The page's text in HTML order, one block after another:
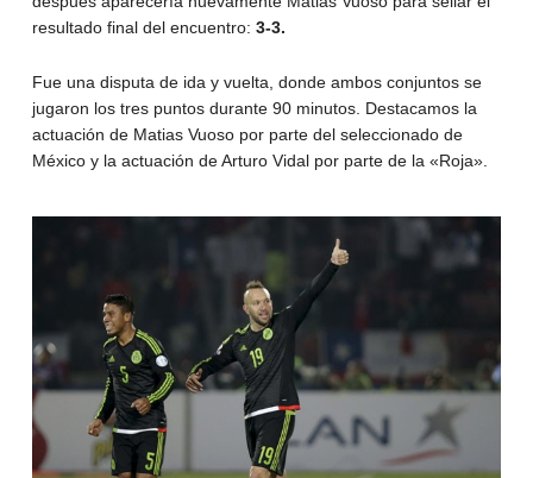
resultado final del encuentro: 3-3.
Fue una disputa de ida y vuelta, donde ambos conjuntos se
jugaron los tres puntos durante 90 minutos. Destacamos la
actuación de Matias Vuoso por parte del seleccionado de
México y la actuación de Arturo Vidal por parte de la «Roja».